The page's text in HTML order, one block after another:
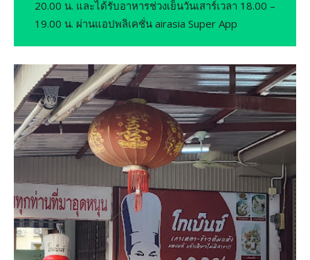
20.00 น. และได้รับอาหารช่วงเย็นวันเสาร์เวลา 18.00 –
19.00 น. ผ่านแอปพลิเคชั่น airasia Super App